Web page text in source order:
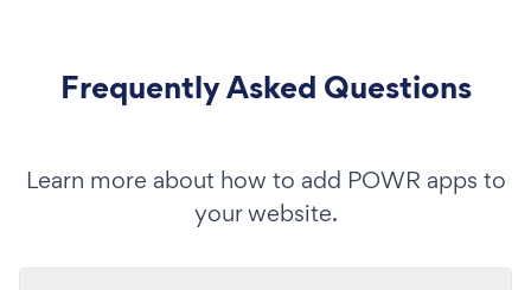
Frequently Asked Questions
Learn more about how to add POWR apps to
your website.